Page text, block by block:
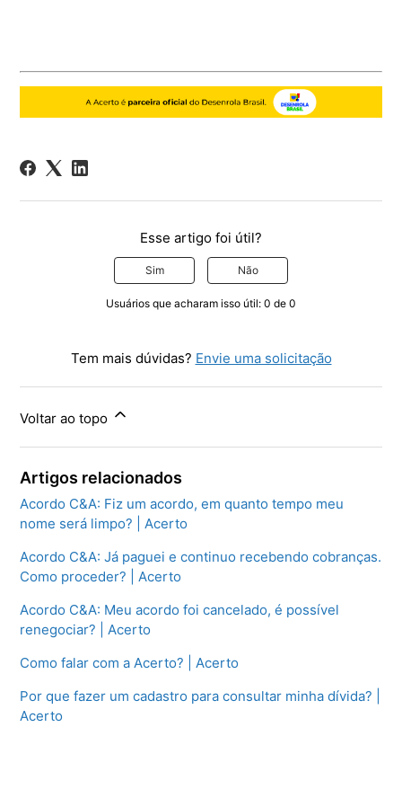
Esse artigo foi útil?
Sim Não
Usuários que acharam isso útil: 0 de 0
Tem mais dúvidas? Envie uma solicitação
Voltar ao topo
Artigos relacionados
Acordo C&A: Fiz um acordo, em quanto tempo meu
nome será limpo? | Acerto
Acordo C&A: Já paguei e continuo recebendo cobranças.
Como proceder? | Acerto
Acordo C&A: Meu acordo foi cancelado, é possível
renegociar? | Acerto
Como falar com a Acerto? | Acerto
Por que fazer um cadastro para consultar minha dívida? |
Acerto